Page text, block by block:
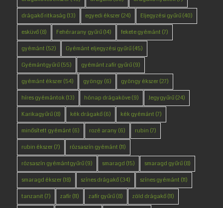
drágakő ritkaság (13) egyedi ékszer(24) Eljegyzési gyűrű(40)
esküvő(8) Fehérarany gyűrű(14) fekete gyémánt (7)
gyémánt (52) Gyémánt eljegyzési gyűrű(45)
Gyémántgyűrű(55) gyémánt zafír gyűrű(9)
gyémánt ékszer(54) gyöngy (6) gyöngy ékszer(27)
híres gyémántok(13) hónap drágaköve(9) Jegygyűrű(24)
Karikagyűrű(8) kék drágakő(6) kék gyémánt (7)
minősített gyémánt (6) rozé arany (6) rubin (7)
rubin ékszer(7) rózsaszín gyémánt (11)
rózsaszín gyémántgyűrű(9) smaragd (15) smaragd gyűrű(8)
smaragd ékszer(18) színes drágakő(34) színes gyémánt (11)
tanzanit (7) zafír(11) zafír gyűrű(8) zöld drágakő(11)